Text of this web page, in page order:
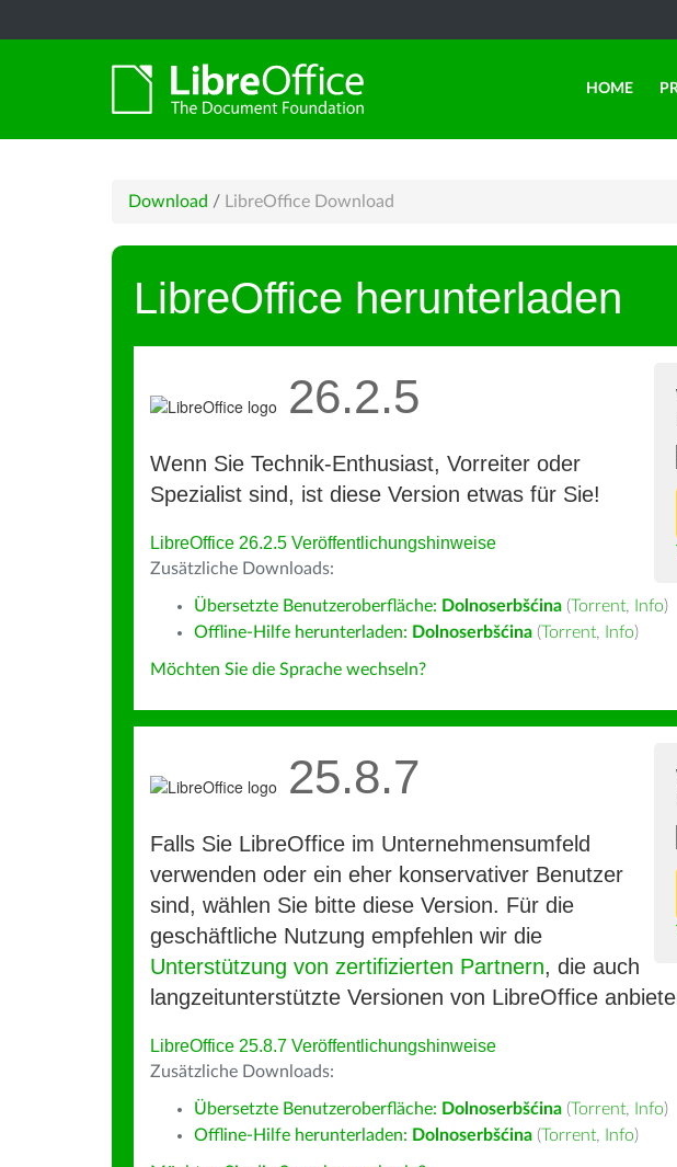
HOME
Download / LibreOffice Download
LibreOffice herunterladen
26.2.5
Wenn Sie Technik-Enthusiast, Vorreiter oder
Spezialist sind, ist diese Version etwas für Sie!
LibreOffice 26.2.5 Veröffentlichungshinweise
Zusätzliche Downloads:
Übersetzte Benutzeroberfläche: Dolnoserbšćina (Torrent, Info)
Offline-Hilfe herunterladen: Dolnoserbšćina (Torrent, Info)
Möchten Sie die Sprache wechseln?
25.8.7
Falls Sie LibreOffice im Unternehmensumfeld
verwenden oder ein eher konservativer Benutzer
sind, wählen Sie bitte diese Version. Für die
geschäftliche Nutzung empfehlen wir die
Unterstützung von zertifizierten Partnern, die auch
langzeitunterstützte Versionen von LibreOffice
LibreOffice 25.8.7 Veröffentlichungshinweise
Zusätzliche Downloads:
Übersetzte Benutzeroberfläche: Dolnoserbšćina (Torrent, Info)
Offline-Hilfe herunterladen: Dolnoserbšćina (Torrent, Info)